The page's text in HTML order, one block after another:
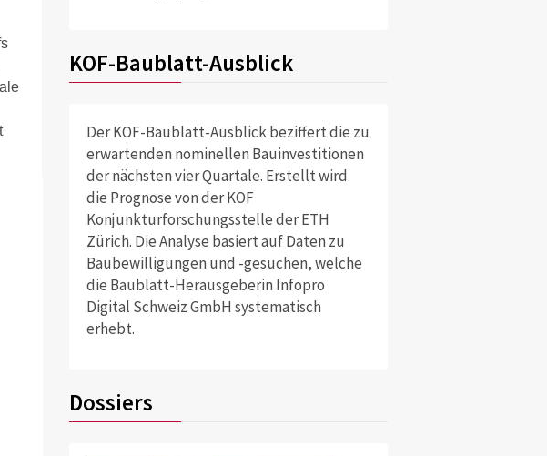
KOF-Baublatt-Ausblick
Der KOF-Baublatt-Ausblick beziffert die zu
erwartenden nominellen Bauinvestitionen
der nächsten vier Quartale. Erstellt wird
die Prognose von der KOF
Konjunkturforschungsstelle der ETH
Zürich. Die Analyse basiert auf Daten zu
Baubewilligungen und -gesuchen, welche
die Baublatt-Herausgeberin Infopro
Digital Schweiz GmbH systematisch
erhebt.
Dossiers